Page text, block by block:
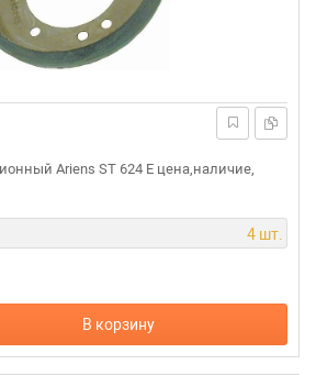
Ariens ST 624 E цена,наличие,
4 шт.
В корзину